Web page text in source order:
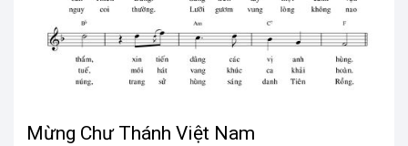
Mừng Chư Thánh Việt Nam